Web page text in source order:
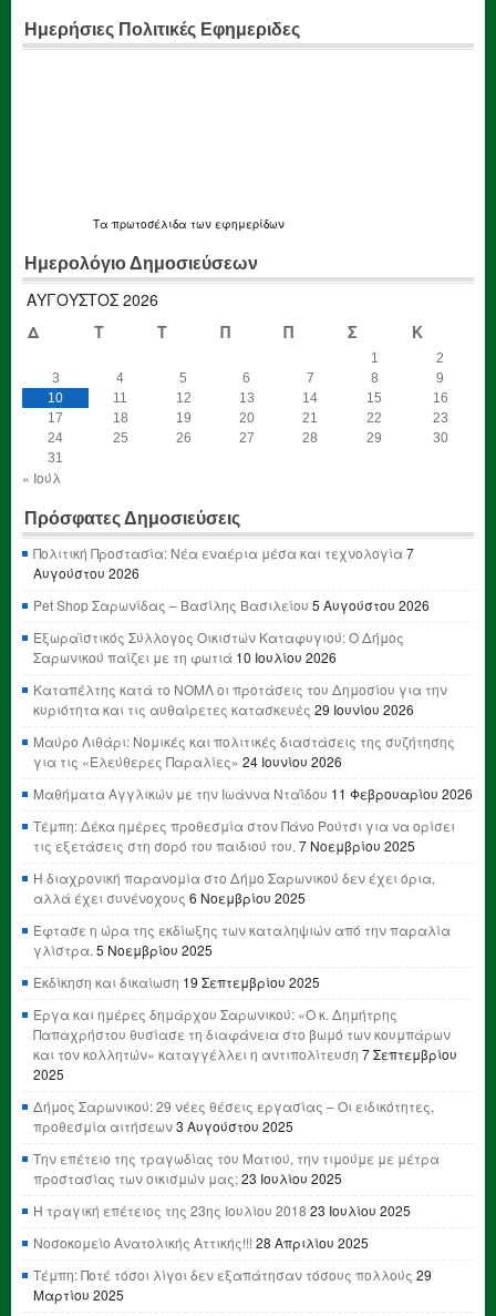
Ημερήσιες Πολιτικές Εφημεριδες
Τα πρωτοσέλιδα των εφημερίδων
Ημερολόγιο Δημοσιεύσεων
ΑΎΓΟΥΣΤΟΣ 2026
Δ
Τ Τ Π Π Σ Κ
1
2
3
4 5 6 7 8
9
10
11 12 13 14 15
16
17
18 19 20 21 22
23
24
25 26 27 28 29
30
31
« Ιούλ
Πρόσφατες Δημοσιεύσεις
Πολιτική Προστασία: Νέα εναέρια μέσα και τεχνολογία7
Αυγούστου 2026
Pet Shop Σαρωνίδας – Βασίλης Βασιλείου 5 Αυγούστου 2026
Εξωραϊστικός Σύλλογος Οικιστών Καταφυγιού: Ο Δήμος
Σαρωνικού παίζει με τη φωτιά 10 Ιουλίου 2026
Καταπέλτης κατά το ΝΟΜΛ οι προτάσεις του Δημοσίου για την
κυριότητα και τις αυθαίρετες κατασκευές 29 Ιουνίου 2026
Μαύρο Λιθάρι: Νομικές και πολιτικές διαστάσεις της συζήτησης
για τις «Ελεύθερες Παραλίες» 24 Ιουνίου 2026
Μαθήματα Αγγλικών με την Ιωάννα Νταΐδου 11 Φεβρουαρίου 2026
Τέμπη: Δέκα ημέρες προθεσμία στον Πάνο Ρούτσι για να ορίσει
τις εξετάσεις στη σορό του παιδιού του. 7 Νοεμβρίου 2025
Η διαχρονική παρανομία στο Δήμο Σαρωνικού δεν έχει όρια,
αλλά έχει συνένοχους 6 Νοεμβρίου 2025
Έφτασε η ώρα της εκδίωξης των καταληψιών από την παραλία
γλίστρα. 5 Νοεμβρίου 2025
Εκδίκηση και δικαίωση 19 Σεπτεμβρίου 2025
Έργα και ημέρες δημάρχου Σαρωνικού: «Ο κ. Δημήτρης
Παπαχρήστου θυσίασε τη διαφάνεια στο βωμό των κουμπάρων
και τον κολλητών» καταγγέλλει η αντιπολίτευση 7 Σεπτεμβρίου
2025
Δήμος Σαρωνικού: 29 νέες θέσεις εργασίας – Οι ειδικότητες,
προθεσμία αιτήσεων3 Αυγούστου 2025
Την επέτειο της τραγωδίας του Ματιού, την τιμούμε με μέτρα
προστασίας των οικισμών μας;23 Ιουλίου 2025
Η τραγική επέτειος της 23ης Ιουλίου 2018 23 Ιουλίου 2025
Νοσοκομείο Ανατολικής Αττικής!!! 28 Απριλίου 2025
Τέμπη: Ποτέ τόσοι λίγοι δεν εξαπάτησαν τόσους πολλούς 29
Μαρτίου 2025